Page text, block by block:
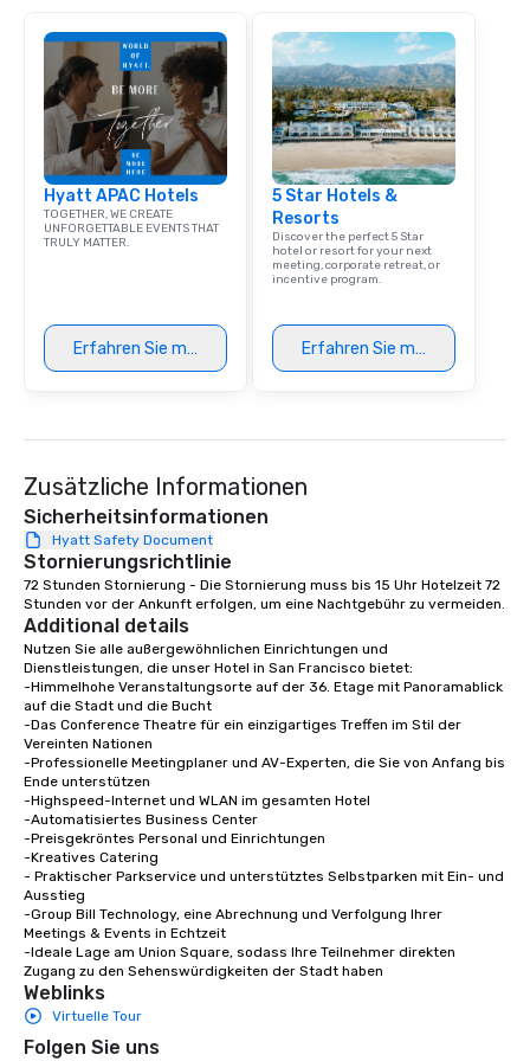
team building. All-Inclusive Group
Dining When meeting
corporate group
Smacking Foodie
group is assured a
experience with three
signature dishes at
person with tax and
included. The only
provides guests a
at various stops. Build Your Network
a typical sit-down
with different people
traverse along the
experiences not only
ways to network, but
way to do so. Large Groups Welcome
groups, small or large.
a tour is stress-free
more easily. You’ll
Hyatt APAC Hotels
TOGETHER, WE CREATE
UNFORGETTABLE EVENTS THAT
TRULY MATTER.
Erfahren Sie mehr
5 Star Hotels &
Resorts
Discover the perfect 5 Star
hotel or resort for your next
meeting, corporate retreat, or
incentive program.
Erfahren Sie mehr
Zusätzliche Informationen
Sicherheitsinformationen
Hyatt Safety Document
Stornierungsrichtlinie
72 Stunden Stornierung - Die Stornierung muss bis 15 Uhr Hotelzeit 72
Stunden vor der Ankunft erfolgen, um eine Nachtgebühr zu vermeiden.
Additional details
Nutzen Sie alle außergewöhnlichen Einrichtungen und
Dienstleistungen, die unser Hotel in San Francisco bietet:
-Himmelhohe Veranstaltungsorte auf der 36. Etage mit Panoramablick
auf die Stadt und die Bucht
-Das Conference Theatre für ein einzigartiges Treffen im Stil der
Vereinten Nationen
-Professionelle Meetingplaner und AV-Experten, die Sie von Anfang bis
Ende unterstützen
-Highspeed-Internet und WLAN im gesamten Hotel
-Automatisiertes Business Center
-Preisgekröntes Personal und Einrichtungen
-Kreatives Catering
- Praktischer Parkservice und unterstütztes Selbstparken mit Ein- und
Ausstieg
-Group Bill Technology, eine Abrechnung und Verfolgung Ihrer
Meetings & Events in Echtzeit
-Ideale Lage am Union Square, sodass Ihre Teilnehmer direkten
Zugang zu den Sehenswürdigkeiten der Stadt haben
Weblinks
Virtuelle Tour
Folgen Sie uns